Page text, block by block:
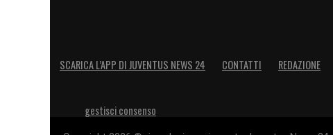
SCARICA L’APP DI JUVENTUS NEWS 24 CONTATTI REDAZIONE
gestisci consenso